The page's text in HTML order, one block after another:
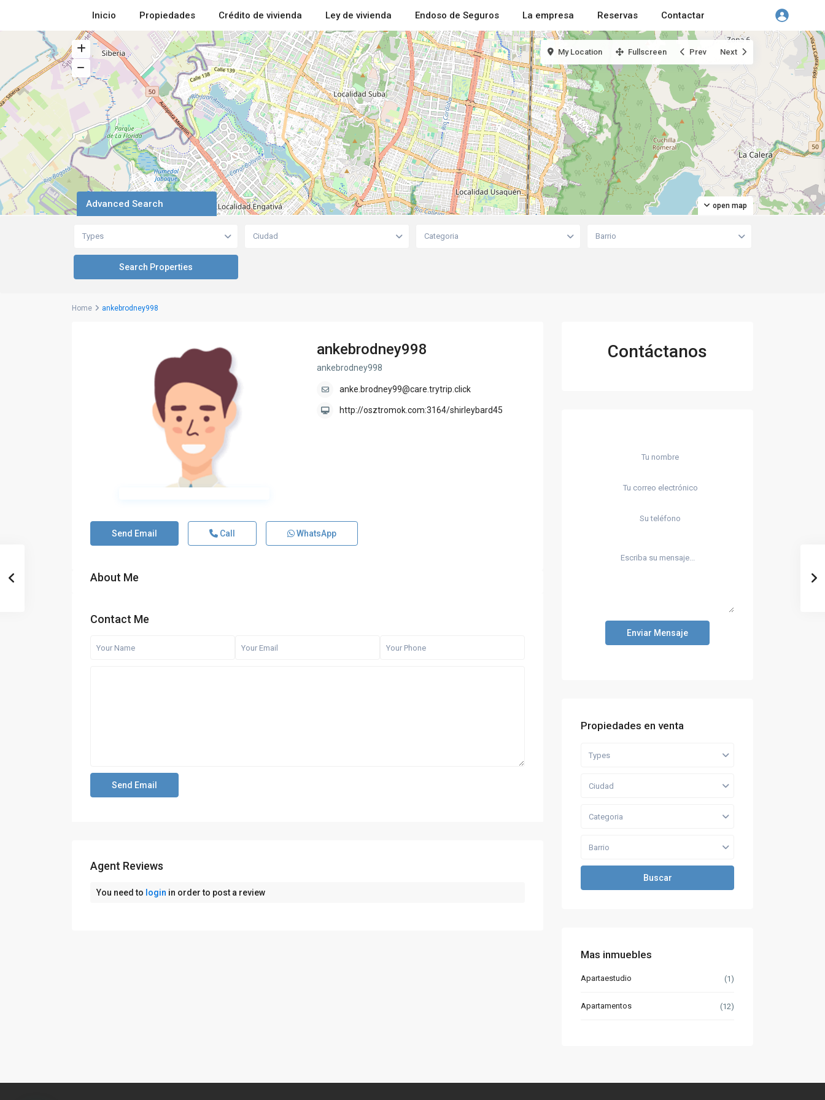
Inicio Propiedades Crédito de vivienda Ley de vivienda Endoso de Seguros La empresa Reservas Contactar
open map
My Location Fullscreen Prev Next
Advanced Search
Types Ciudad Categoria Barrio
Home ankebrodney998
ankebrodney998
ankebrodney998
anke.brodney99@care.trytrip.click
http://osztromok.com:3164/shirleybard45
Send Email Call WhatsApp
About Me
Contact Me
Agent Reviews
You need to login in order to post a review
Contáctanos
Enviar Mensaje
Propiedades en venta
Types
Ciudad
Categoria
Barrio
Buscar
Mas inmuebles
Apartaestudio (1)
Apartamentos (12)